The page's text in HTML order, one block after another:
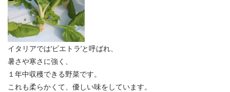
イタリアでは‘ビエトラ’と呼ばれ、
暑さや寒さに強く、
１年中収穫できる野菜です。
これも柔らかくて、優しい味をしています。